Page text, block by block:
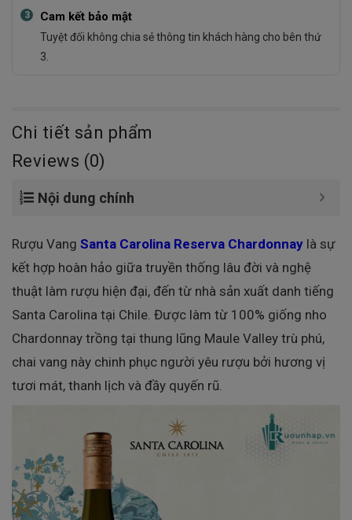
3 Cam kết bảo mật
Tuyệt đối không chia sẻ thông tin khách hàng cho bên thứ
3.
Chi tiết sản phẩm
Reviews (0)
Nội dung chính
Rượu Vang Santa Carolina Reserva Chardonnay là sự
kết hợp hoàn hảo giữa truyền thống lâu đời và nghệ
thuật làm rượu hiện đại, đến từ nhà sản xuất danh tiếng
Santa Carolina tại Chile. Được làm từ 100% giống nho
Chardonnay trồng tại thung lũng Maule Valley trù phú,
chai vang này chinh phục người yêu rượu bởi hương vị
tươi mát, thanh lịch và đầy quyến rũ.